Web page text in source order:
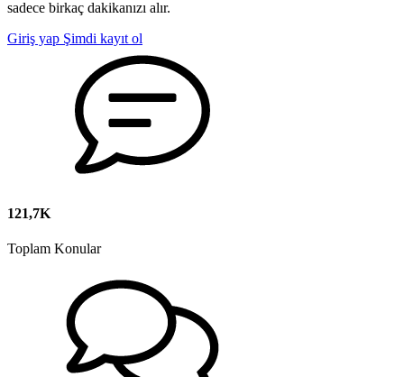
sadece birkaç dakikanızı alır.
Giriş yap Şimdi kayıt ol
121,7K
Toplam Konular